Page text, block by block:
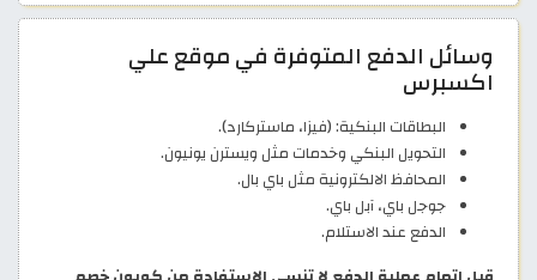
وسائل الدفع المتوفرة في موقع علي
اكسبرس
البطاقات البنكية: (فيزا، ماستركارد).
التحويل البنكي وخدمات مثل ويسترن يونيون.
المحافظ الالكترونية مثل باي بال.
جوجل باي، آبل باي.
الدفع عند الاستلام.